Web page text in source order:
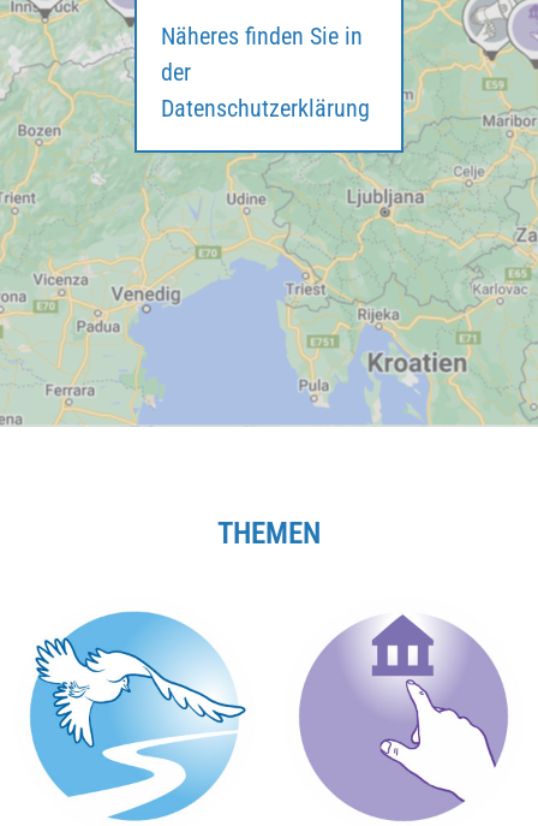
Näheres finden Sie in
der
Datenschutzerklärung
THEMEN